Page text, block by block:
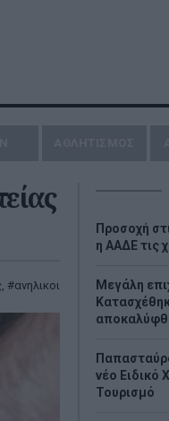
, ανηλικοι
Προσοχή
η ΑΑΔΕ τις
Μεγάλη
νέο Ειδικό
Τουρισμό